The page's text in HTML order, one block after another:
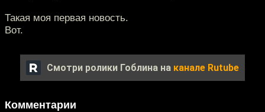
Такая моя первая новость.
Вот.
Смотри ролики Гоблина на канале Rutube
Комментарии